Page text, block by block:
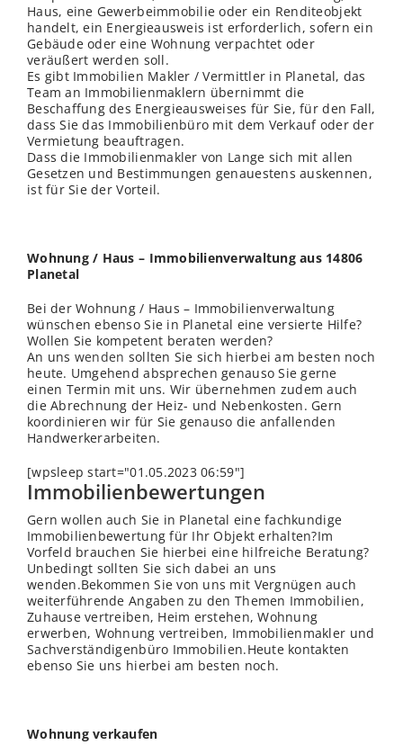
Haus, eine Gewerbeimmobilie oder ein Renditeobjekt
handelt, ein Energieausweis ist erforderlich, sofern ein
Gebäude oder eine Wohnung verpachtet oder
veräußert werden soll.
Es gibt Immobilien Makler / Vermittler in Planetal, das
Team an Immobilienmaklern übernimmt die
Beschaffung des Energieausweises für Sie, für den Fall,
dass Sie das Immobilienbüro mit dem Verkauf oder der
Vermietung beauftragen.
Dass die Immobilienmakler von Lange sich mit allen
Gesetzen und Bestimmungen genauestens auskennen,
ist für Sie der Vorteil.
Wohnung / Haus – Immobilienverwaltung aus 14806
Planetal
Bei der Wohnung / Haus – Immobilienverwaltung
wünschen ebenso Sie in Planetal eine versierte Hilfe?
Wollen Sie kompetent beraten werden?
An uns wenden sollten Sie sich hierbei am besten noch
heute. Umgehend absprechen genauso Sie gerne
einen Termin mit uns. Wir übernehmen zudem auch
die Abrechnung der Heiz- und Nebenkosten. Gern
koordinieren wir für Sie genauso die anfallenden
Handwerkerarbeiten.
[wpsleep start="01.05.2023 06:59"]
Immobilienbewertungen
Gern wollen auch Sie in Planetal eine fachkundige
Immobilienbewertung für Ihr Objekt erhalten?Im
Vorfeld brauchen Sie hierbei eine hilfreiche Beratung?
Unbedingt sollten Sie sich dabei an uns
wenden.Bekommen Sie von uns mit Vergnügen auch
weiterführende Angaben zu den Themen Immobilien,
Zuhause vertreiben, Heim erstehen, Wohnung
erwerben, Wohnung vertreiben, Immobilienmakler und
Sachverständigenbüro Immobilien.Heute kontakten
ebenso Sie uns hierbei am besten noch.
Wohnung verkaufen